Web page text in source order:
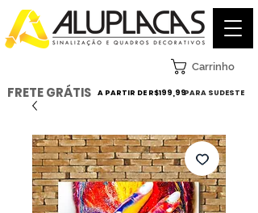
Carrinho
FRETE GRÁTIS A PARTIR DE R$199,99PARA SUDESTE